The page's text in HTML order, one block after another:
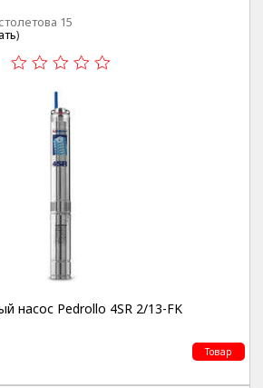
15
)
насос Pedrollo 4SR 2/13-FK
Товар